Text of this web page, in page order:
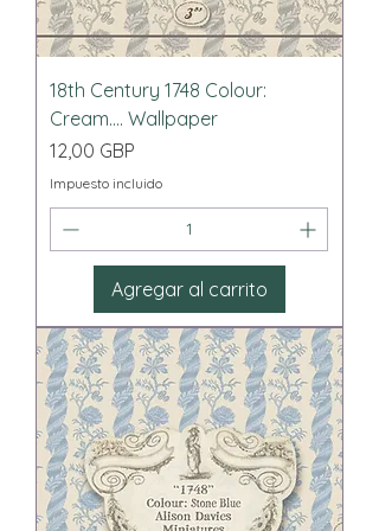
18th Century 1748 Colour:
Cream.... Wallpaper
Precio
12,00 GBP
Impuesto incluido
Agregar al carrito